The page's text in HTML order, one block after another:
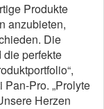
Produkte
anzubieten,
Die
die perfekte
Pro. „Prolyte
Herzen